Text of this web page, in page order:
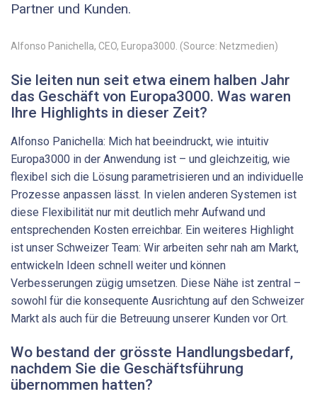
Partner und Kunden.
Alfonso Panichella, CEO, Europa3000. (Source: Netzmedien)
Sie leiten nun seit etwa einem halben Jahr
das Geschäft von Europa3000. Was waren
Ihre Highlights in dieser Zeit?
Alfonso Panichella: Mich hat beeindruckt, wie intuitiv
Europa3000 in der Anwendung ist – und gleichzeitig, wie
flexibel sich die Lösung parametrisieren und an individuelle
Prozesse anpassen lässt. In vielen anderen Systemen ist
diese Flexibilität nur mit deutlich mehr Aufwand und
entsprechenden Kosten erreichbar. Ein weiteres Highlight
ist unser Schweizer Team: Wir arbeiten sehr nah am Markt,
entwickeln Ideen schnell weiter und können
Verbesserungen zügig umsetzen. Diese Nähe ist zentral –
sowohl für die konsequente Ausrichtung auf den Schweizer
Markt als auch für die Betreuung unserer Kunden vor Ort.
Wo bestand der grösste Handlungsbedarf,
nachdem Sie die Geschäftsführung
übernommen hatten?